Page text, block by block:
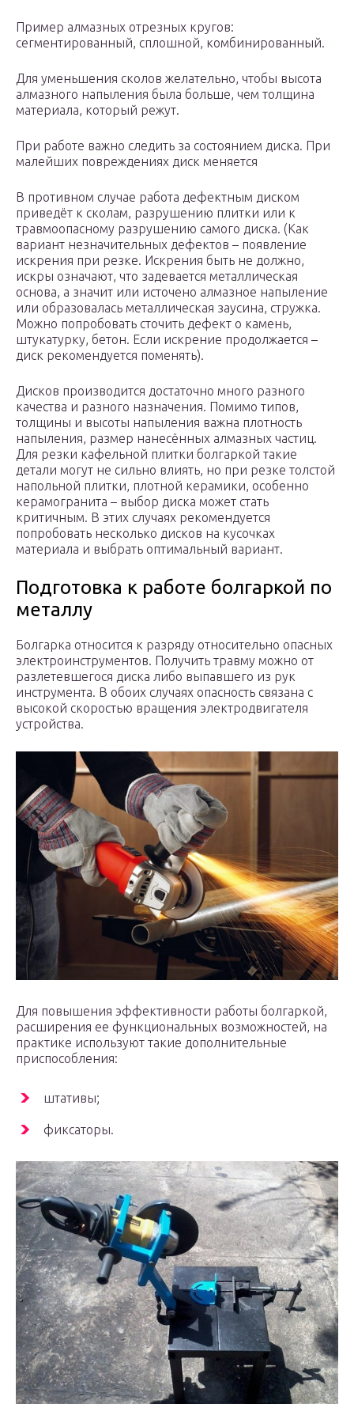
Пример алмазных отрезных кругов:
сегментированный, сплошной, комбинированный.
Для уменьшения сколов желательно, чтобы высота
алмазного напыления была больше, чем толщина
материала, который режут.
При работе важно следить за состоянием диска. При
малейших повреждениях диск меняется
В противном случае работа дефектным диском
приведёт к сколам, разрушению плитки или к
травмоопасному разрушению самого диска. (Как
вариант незначительных дефектов – появление
искрения при резке. Искрения быть не должно,
искры означают, что задевается металлическая
основа, а значит или источено алмазное напыление
или образовалась металлическая заусина, стружка.
Можно попробовать сточить дефект о камень,
штукатурку, бетон. Если искрение продолжается –
диск рекомендуется поменять).
Дисков производится достаточно много разного
качества и разного назначения. Помимо типов,
толщины и высоты напыления важна плотность
напыления, размер нанесённых алмазных частиц.
Для резки кафельной плитки болгаркой такие
детали могут не сильно влиять, но при резке толстой
напольной плитки, плотной керамики, особенно
керамогранита – выбор диска может стать
критичным. В этих случаях рекомендуется
попробовать несколько дисков на кусочках
материала и выбрать оптимальный вариант.
Подготовка к работе болгаркой по
металлу
Болгарка относится к разряду относительно опасных
электроинструментов. Получить травму можно от
разлетевшегося диска либо выпавшего из рук
инструмента. В обоих случаях опасность связана с
высокой скоростью вращения электродвигателя
устройства.
Для повышения эффективности работы болгаркой,
расширения ее функциональных возможностей, на
практике используют такие дополнительные
приспособления:
штативы;
фиксаторы.